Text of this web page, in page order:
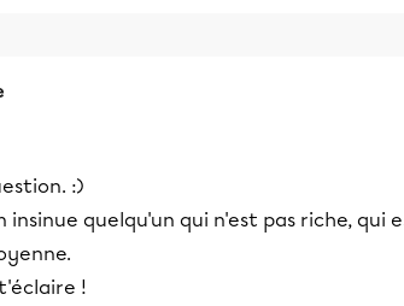
:)
insinue quelqu'un qui n'est pas riche, qui
!